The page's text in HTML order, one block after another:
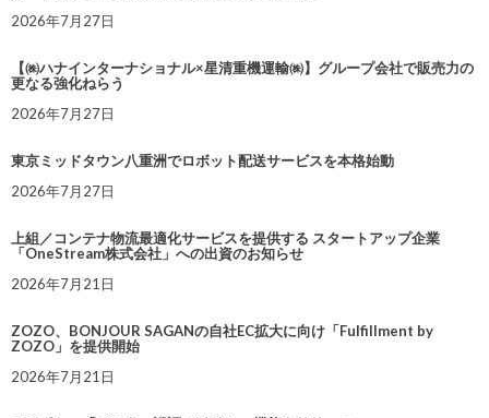
2026年7月27日
【㈱ハナインターナショナル×星清重機運輸㈱】グループ会社で販売力の
更なる強化ねらう
2026年7月27日
東京ミッドタウン八重洲でロボット配送サービスを本格始動
2026年7月27日
上組／コンテナ物流最適化サービスを提供する スタートアップ企業
「OneStream株式会社」への出資のお知らせ
2026年7月21日
ZOZO、BONJOUR SAGANの自社EC拡大に向け「Fulfillment by
ZOZO」を提供開始
2026年7月21日